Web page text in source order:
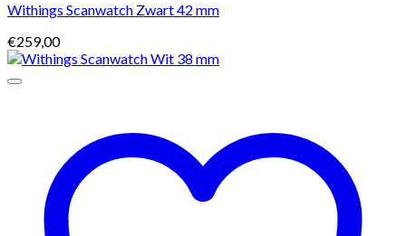
Withings Scanwatch Zwart 42 mm
€259,00